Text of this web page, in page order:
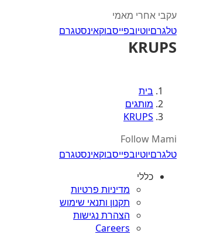
עקבי אחרי מאמי
טלגרםיוטיובפייסבוקאינסטגרם
KRUPS
בית
מותגים
KRUPS
Follow Mami
טלגרםיוטיובפייסבוקאינסטגרם
כללי
מדיניות פרטיות
תקנון ותנאי שימוש
הצהרת נגישות
Careers